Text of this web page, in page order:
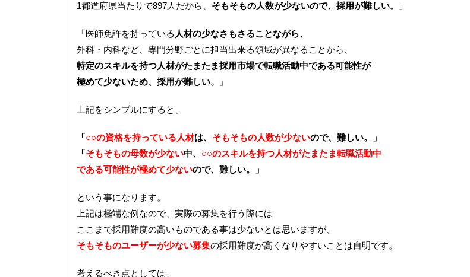
1都道府県当たりで897人だから、 そもそもの人数が少ないので、採用が難しい。 」
「医師免許を持っている 人材の少なさもさることながら、
外科・内科など、専門分野ごとに担当出来る領域が異なることから、
特定のスキルを持つ人材がたまたま採用市場で転職活動中である可能性が
極めて少ないため、採用が難しい。
」
上記をシンプルにすると、
「○○の資格を持っている人材は、 そもそもの人数が少ないので、難しい。」
「そもそもの母数が少ない中、 ○○のスキルを持つ人材がたまたま転職活動中
である可能性が極めて少ないので、難しい。」
という事になります。
上記は極端な例なので、実際の募集を行う際には
ここまで採用難度の高いものである事は少ないとは思いますが、
そもそものユーザーが少ない募集の採用難度が高くなりやすいことは自明です。
考えるべき点としては、